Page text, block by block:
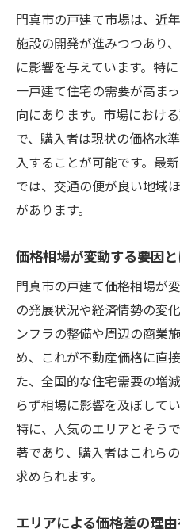
住環境を左右する
通勤・通学に便利
地域コミュニティ
子育て世代に優し
門真市のインフラ
門真市の戸建て価格
経済動向が不動産
地域の再開発計画
季節による価格変
門真市の不動産取
政府の住宅政策が
理想の戸建てを見つ
ント
オンラインで物件
法
現地視察で確認す
不動産エージェン
市場調査時に注意
門真市の戸建て市場は、近
施設の開発が進みつつあり
に影響を与えています。特
一戸建て住宅の需要が高ま
向にあります。市場におけ
で、購入者は現状の価格水
入することが可能です。最
では、交通の便が良い地域
があります。
価格相場が変動する要因
門真市の戸建て価格相場が
の発展状況や経済情勢の変
ンフラの整備や周辺の商業
め、これが不動産価格に直
た、全国的な住宅需要の増
らず相場に影響を及ぼして
特に、人気のエリアとそう
著であり、購入者はこれら
求められます。
エリアによる価格差の理